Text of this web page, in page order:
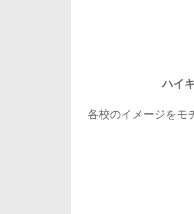
ハイ
各校のイメージをモ